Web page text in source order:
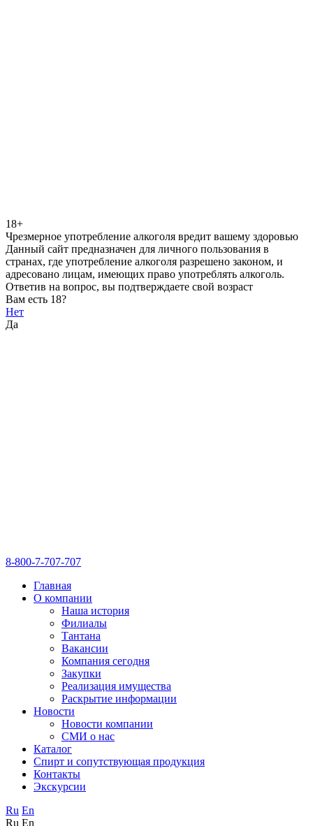
18+
Чрезмерное употребление алкоголя вредит вашему здоровью
Данный сайт предназначен для личного пользования в
странах, где употребление алкоголя разрешено законом, и
адресовано лицам, имеющих право употреблять алкоголь.
Ответив на вопрос, вы подтверждаете свой возраст
Вам есть 18?
Нет
Да
8-800-7-707-707
Главная
О компании
Наша история
Филиалы
Тантана
Вакансии
Компания сегодня
Закупки
Реализация имущества
Раскрытие информации
Новости
Новости компании
СМИ о нас
Каталог
Спирт и сопутствующая продукция
Контакты
Экскурсии
Ru En
Ru En